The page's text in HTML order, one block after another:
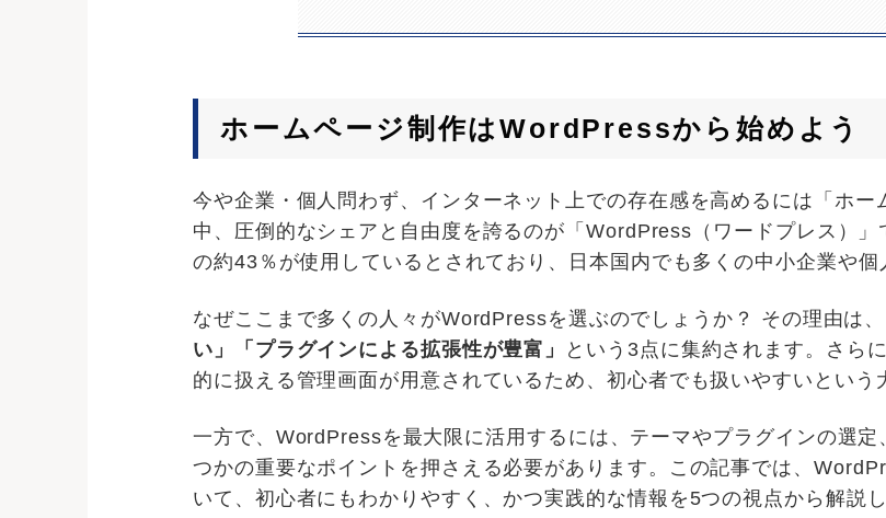
ホームページ制作はWordPressから始めよう
今や企業・個人問わず、インターネット上での存在感を高めるには「ホ
中、圧倒的なシェアと自由度を誇るのが「WordPress（ワードプレス）
の約43％が使用しているとされており、日本国内でも多くの中小企業や個
なぜここまで多くの人々がWordPressを選ぶのでしょうか？ その理由は、
い」「プラグインによる拡張性が豊富」
という3点に集約されます。さら
的に扱える管理画面が用意されているため、初心者でも扱いやすいという
一方で、WordPressを最大限に活用するには、テーマやプラグインの選定
つかの重要なポイントを押さえる必要があります。この記事では、
いて、初心者にもわかりやすく、かつ実践的な情報を5つの視点から解説し